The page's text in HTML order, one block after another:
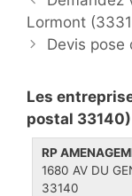
é
g
s
i
q
e
s
o
s
n
v
Lormont
Devis pose
Les
postal 33140)
RP
1680 AV DU
33140